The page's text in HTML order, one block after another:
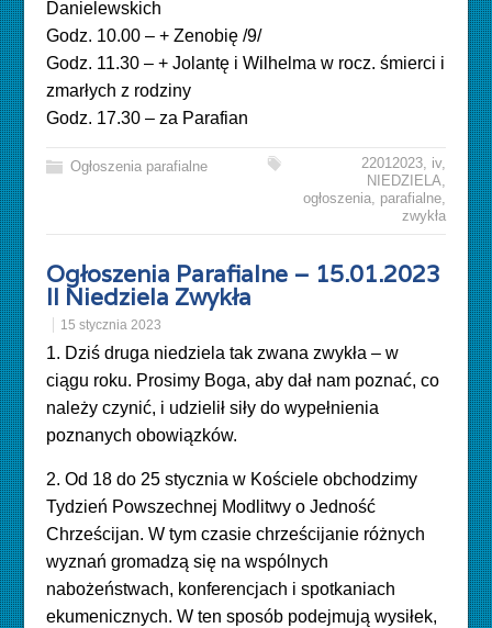
Danielewskich
Godz. 10.00 – + Zenobię /9/
Godz. 11.30 – + Jolantę i Wilhelma w rocz. śmierci i
zmarłych z rodziny
Godz. 17.30 – za Parafian
Ogłoszenia parafialne 22012023, iv,
NIEDZIELA,
ogłoszenia, parafialne,
zwykła
Ogłoszenia Parafialne – 15.01.2023
II Niedziela Zwykła
15 stycznia 2023
1. Dziś druga niedziela tak zwana zwykła – w
ciągu roku. Prosimy Boga, aby dał nam poznać, co
należy czynić, i udzielił siły do wypełnienia
poznanych obowiązków.
2. Od 18 do 25 stycznia w Kościele obchodzimy
Tydzień Powszechnej Modlitwy o Jedność
Chrześcijan. W tym czasie chrześcijanie różnych
wyznań gromadzą się na wspólnych
nabożeństwach, konferencjach i spotkaniach
ekumenicznych. W ten sposób podejmują wysiłek,